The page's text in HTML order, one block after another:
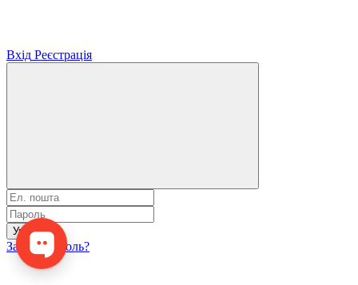
Вхід Реєстрація
Увійти
Забули пароль?